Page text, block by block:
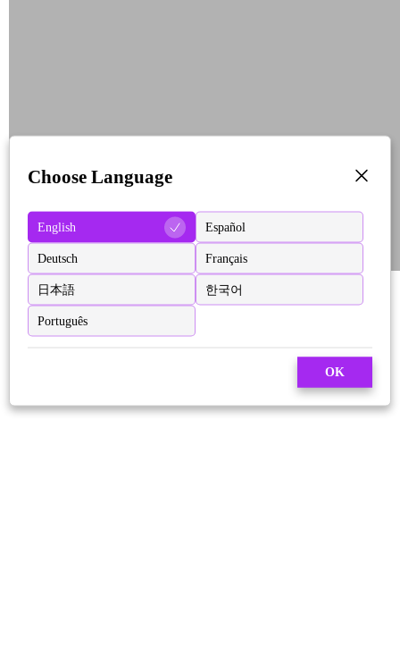
Choose Language
English Español
Deutsch Français
日本語 한국어
Português
OK